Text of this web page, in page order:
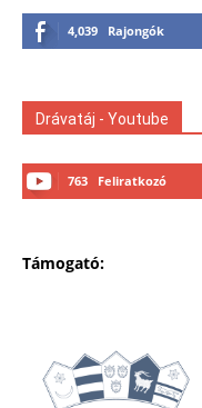
4,039 Rajongók
Drávatáj - Youtube
763 Feliratkozó
Támogató: